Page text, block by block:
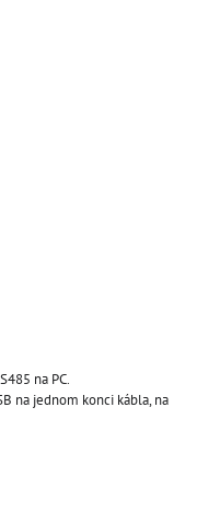
na PC.
na jednom konci kábla, na